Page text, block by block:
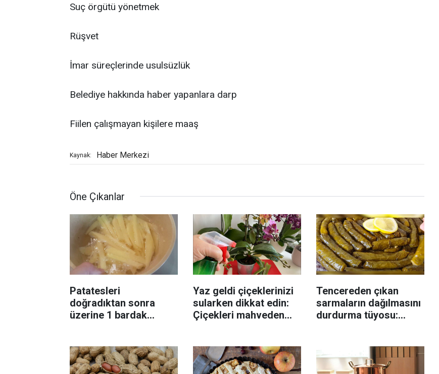
Suç örgütü yönetmek
Rüşvet
İmar süreçlerinde usulsüzlük
Belediye hakkında haber yapanlara darp
Fiilen çalışmayan kişilere maaş
Kaynak: Haber Merkezi
Öne Çıkanlar
Patatesleri
doğradıktan sonra
üzerine 1 bardak
Yaz geldi çiçeklerinizi
sularken dikkat edin:
Çiçekleri mahveden
Tencereden çıkan
sarmaların dağılmasını
durdurma tüyosu: